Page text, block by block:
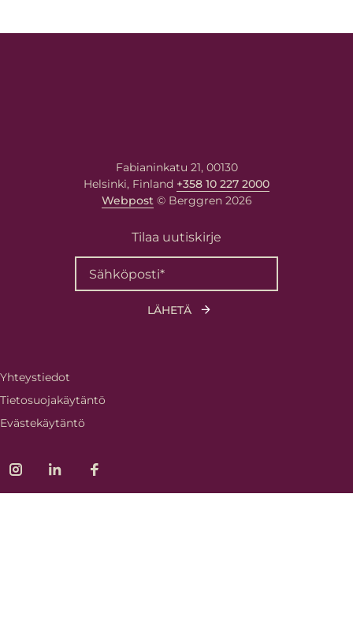
Fabianinkatu 21, 00130
Helsinki, Finland +358 10 227 2000
Webpost© Berggren 2026
Tilaa uutiskirje
Yhteystiedot
Tietosuojakäytäntö
Evästekäytäntö